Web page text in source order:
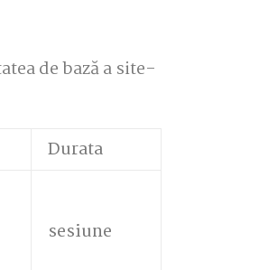
de bază a site-
Durata
sesiune